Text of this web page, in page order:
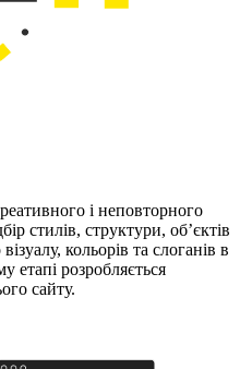
і неповторного
стилів, структури, об’єктів
кольорів та слоганів в
етапі розробляється
сайту.